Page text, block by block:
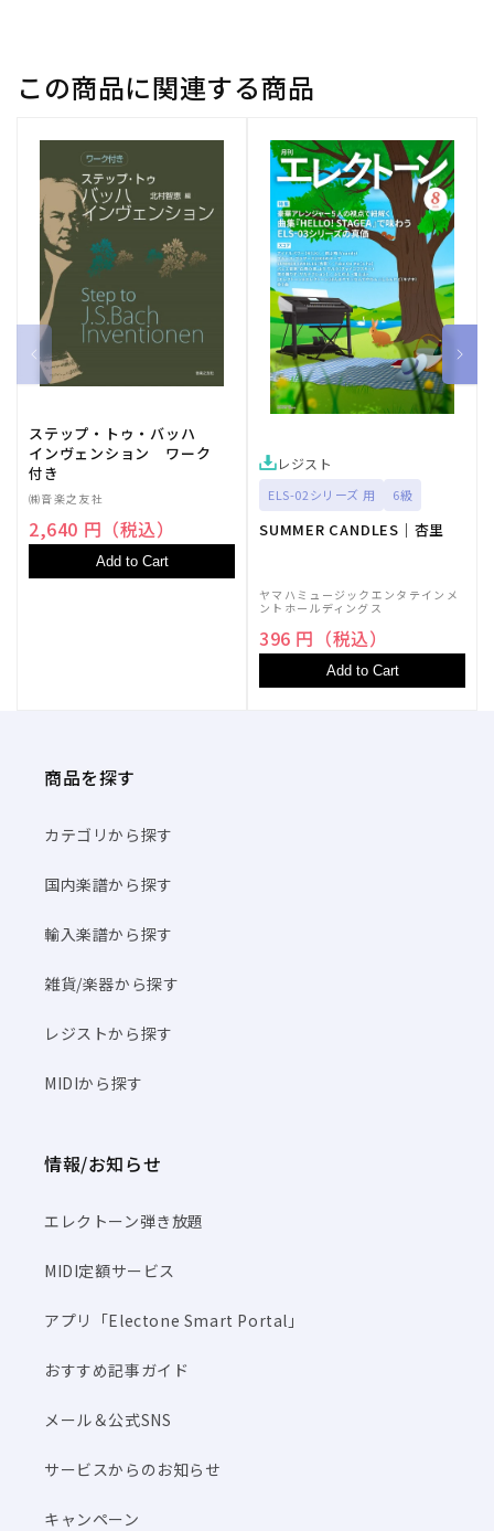
この商品に関連する商品
ステップ・トゥ・バッハ
インヴェンション ワーク
付き
㈱音楽之友社
2,640 円（税込）
Add to Cart
レジスト
ELS-02シリーズ 用 6級
SUMMER CANDLES｜杏里
ヤマハミュージックエンタテインメ
ントホールディングス
396 円（税込）
Add to Cart
商品を探す
カテゴリから探す
国内楽譜から探す
輸入楽譜から探す
雑貨/楽器から探す
レジストから探す
MIDIから探す
情報/お知らせ
エレクトーン弾き放題
MIDI定額サービス
アプリ「Electone Smart Portal」
おすすめ記事ガイド
メール＆公式SNS
サービスからのお知らせ
キャンペーン